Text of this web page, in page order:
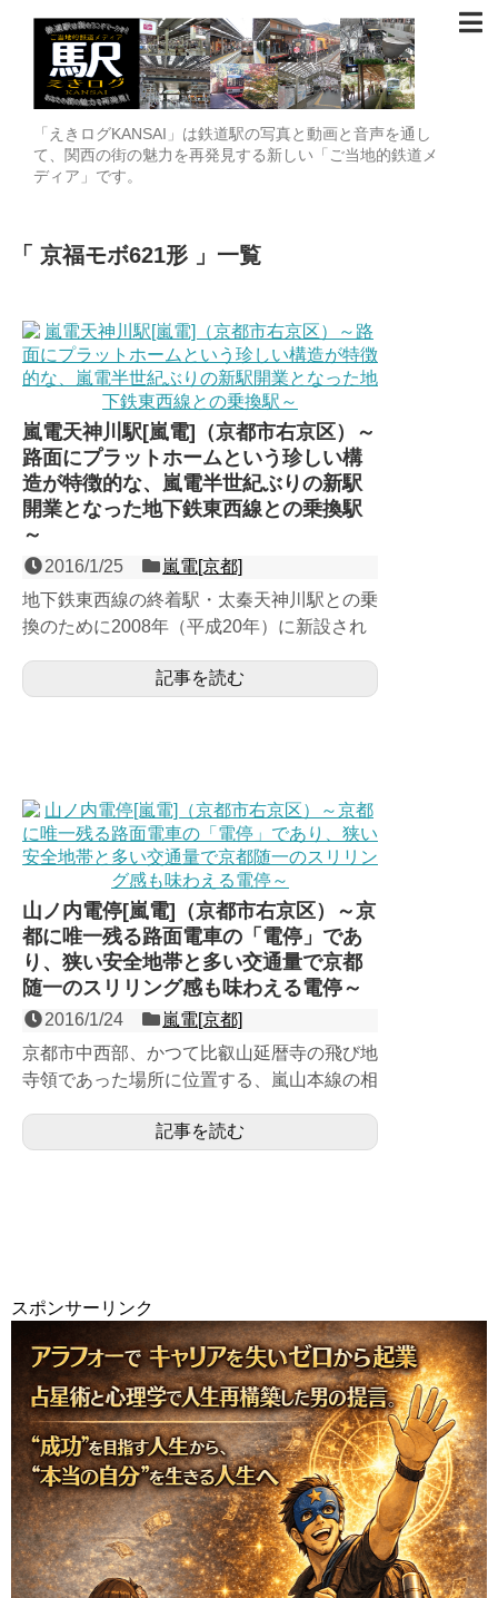
「えきログKANSAI」は鉄道駅の写真と動画と音声を通し
て、関西の街の魅力を再発見する新しい「ご当地的鉄道メ
ディア」です。
京福モボ621形 一覧
嵐電天神川駅[嵐電]（京都市右京区）～
路面にプラットホームという珍しい構
造が特徴的な、嵐電半世紀ぶりの新駅
開業となった地下鉄東西線との乗換駅
～
2016/1/25
嵐電[京都]
地下鉄東西線の終着駅・太秦天神川駅との乗
換のために2008年（平成20年）に新設され
電としては鹿王院...記事を読む
山ノ内電停[嵐電]（京都市右京区）～京
都に唯一残る路面電車の「電停」であ
り、狭い安全地帯と多い交通量で京都
随一のスリリング感も味わえる電停～
2016/1/24
嵐電[京都]
京都市中西部、かつて比叡山延暦寺の飛び地
寺領であった場所に位置する、嵐山本線の相
市電が隆盛を誇った京...
記事を読む
スポンサーリンク